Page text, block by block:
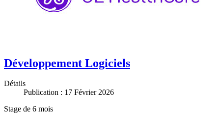
Développement Logiciels
Détails
Publication : 17 Février 2026
Stage de 6 mois